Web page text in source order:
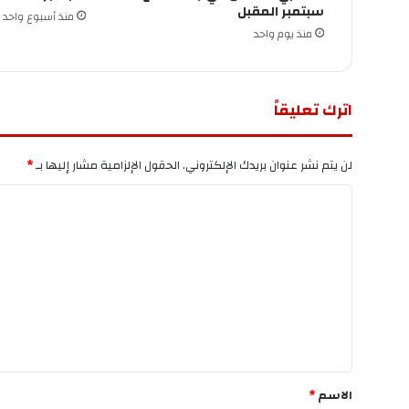
سبتمبر المقبل
منذ يوم واحد
منذ أسبوع واحد
اترك تعليقاً
لن يتم نشر عنوان بريدك الإلكتروني.الحقول الإلزامية مشار إليها بـ*
*
الاسم*